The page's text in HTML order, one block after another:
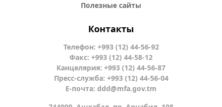
Полезные сайты
Контакты
Телефон: +993 (12) 44-56-92
Факс: +993 (12) 44-58-12
Канцелярия: +993 (12) 44-56-87
Пресс-служба: +993 (12) 44-56-04
Е-почта: ddd@mfa.gov.tm